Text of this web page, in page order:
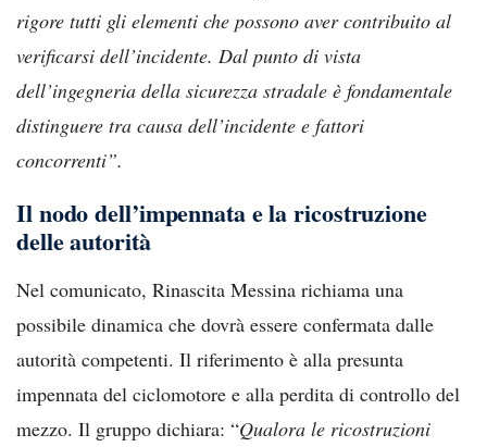
rigore tutti gli elementi che possono aver contribuito al
verificarsi dell’incidente. Dal punto di vista
dell’ingegneria della sicurezza stradale è fondamentale
distinguere tra causa dell’incidente e fattori
concorrenti”.
Il nodo dell’impennata e la ricostruzione
delle autorità
Nel comunicato, Rinascita Messina richiama una
possibile dinamica che dovrà essere confermata dalle
autorità competenti. Il riferimento è alla presunta
impennata del ciclomotore e alla perdita di controllo del
mezzo. Il gruppo dichiara: “Qualora le ricostruzioni